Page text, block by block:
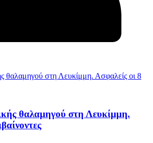
θαλαμηγού στη Λευκίμμη.